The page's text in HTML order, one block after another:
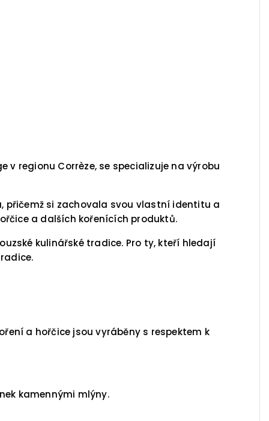
v regionu Corrèze, se specializuje na výrobu
přičemž si zachovala svou vlastní identitu a
a dalších kořenících produktů.
kulinářské tradice. Pro ty, kteří hledají
a hořčice jsou vyráběny s respektem k
kamennými mlýny.